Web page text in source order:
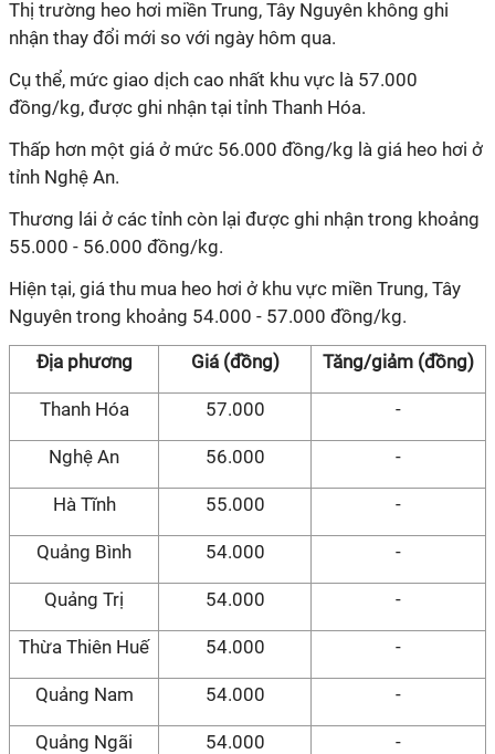
Thị trường heo hơi miền Trung, Tây Nguyên không ghi
nhận thay đổi mới so với ngày hôm qua.
Cụ thể, mức giao dịch cao nhất khu vực là 57.000
đồng/kg, được ghi nhận tại tỉnh Thanh Hóa.
Thấp hơn một giá ở mức 56.000 đồng/kg là giá heo hơi ở
tỉnh Nghệ An.
Thương lái ở các tỉnh còn lại được ghi nhận trong khoảng
55.000 - 56.000 đồng/kg.
Hiện tại, giá thu mua heo hơi ở khu vực miền Trung, Tây
Nguyên trong khoảng 54.000 - 57.000 đồng/kg.
Địa phương Giá (đồng) Tăng/giảm (đồng)
Thanh Hóa 57.000 -
Nghệ An 56.000 -
Hà Tĩnh 55.000 -
Quảng Bình 54.000 -
Quảng Trị 54.000 -
Thừa Thiên Huế 54.000 -
Quảng Nam 54.000 -
Quảng Ngãi 54.000 -